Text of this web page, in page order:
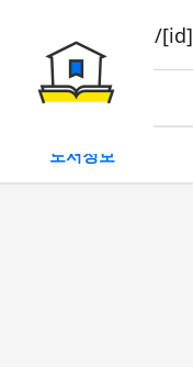
book/rent/[id]
대여
도서정보